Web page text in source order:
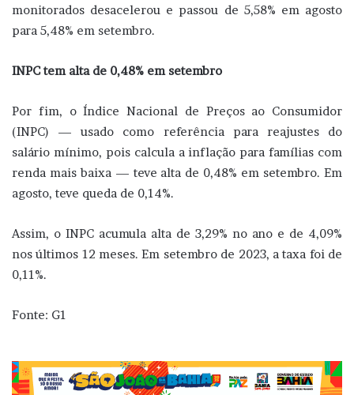
monitorados desacelerou e passou de 5,58% em agosto
para 5,48% em setembro.
INPC tem alta de 0,48% em setembro
Por fim, o Índice Nacional de Preços ao Consumidor
(INPC) — usado como referência para reajustes do
salário mínimo, pois calcula a inflação para famílias com
renda mais baixa — teve alta de 0,48% em setembro. Em
agosto, teve queda de 0,14%.
Assim, o INPC acumula alta de 3,29% no ano e de 4,09%
nos últimos 12 meses. Em setembro de 2023, a taxa foi de
0,11%.
Fonte: G1